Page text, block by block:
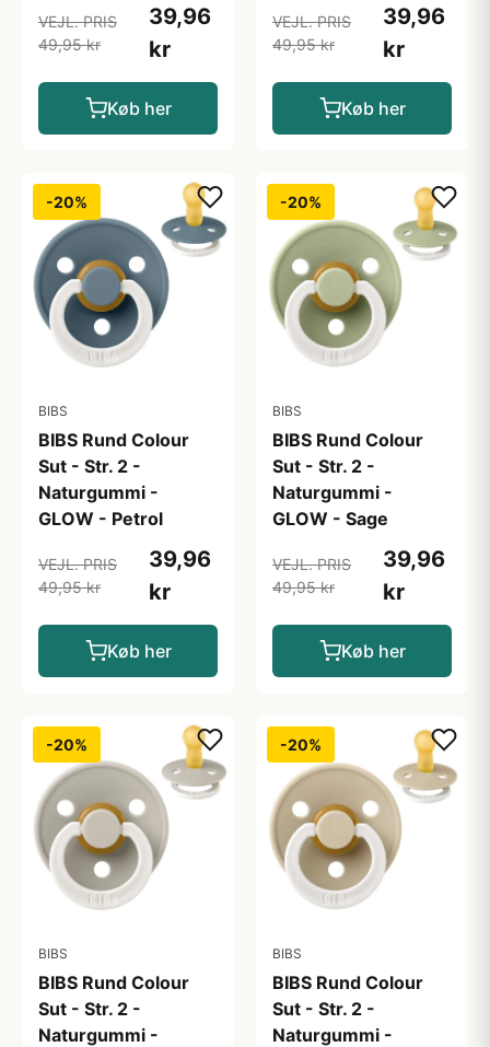
VEJL. PRIS
49,95 kr
39,96
kr
Køb her
VEJL. PRIS
49,95 kr
39,96
kr
Køb her
-20%
BIBS
BIBS Rund Colour
Sut - Str. 2 -
Naturgummi -
GLOW - Petrol
VEJL. PRIS
49,95 kr
39,96
kr
Køb her
-20%
BIBS
BIBS Rund Colour
Sut - Str. 2 -
Naturgummi -
GLOW - Sage
VEJL. PRIS
49,95 kr
39,96
kr
Køb her
-20%
BIBS
BIBS Rund Colour
Sut - Str. 2 -
Naturgummi -
-20%
BIBS
BIBS Rund Colour
Sut - Str. 2 -
Naturgummi -